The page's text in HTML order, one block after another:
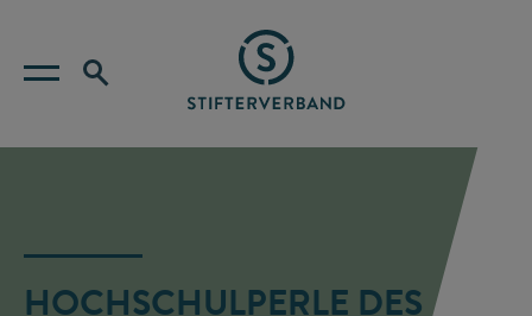
HOCHSCHULPERLE DES